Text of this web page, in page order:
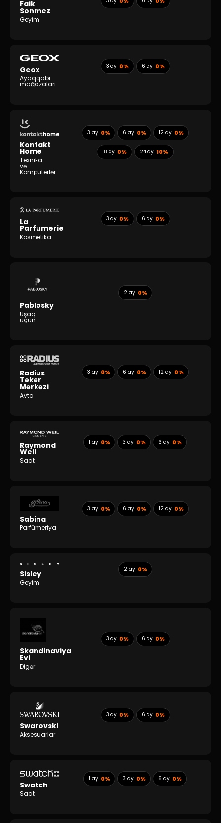
Faik
Sonmez
Geyim
Geox
Ayaqqabı
mağazaları
3 ay 0% 6 ay 0%
Kontakt
Home
Texnika
və
Kompüterlər
3 ay 0% 6 ay 0% 12 ay 0%
18 ay 0% 24 ay 10%
La
Parfumerie
Kosmetika
3 ay 0% 6 ay 0%
Pablosky
Uşaq
üçün
2 ay 0%
Radius
Təkər
Mərkəzi
Avto
3 ay 0% 6 ay 0% 12 ay 0%
Raymond
Weil
Saat
1 ay 0% 3 ay 0% 6 ay 0%
Sabina
Parfümeriya
3 ay 0% 6 ay 0% 12 ay 0%
Sisley
Geyim
2 ay 0%
Skandinaviya
Evi
Digər
3 ay 0% 6 ay 0%
Swarovski
Aksesuarlar
3 ay 0% 6 ay 0%
Swatch
Saat
1 ay 0% 3 ay 0% 6 ay 0%